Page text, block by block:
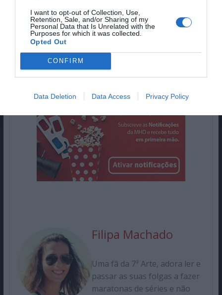
I want to opt-out of Collection, Use,
Retention, Sale, and/or Sharing of my
Personal Data that Is Unrelated with the
Purposes for which it was collected.
Opted Out
CONFIRM
Data Deletion Data Access Privacy Policy
qual foi e não percas o Top 10 da próxima
semana, aqui, na Magazine.HD!
Pub
Filipa Machado
Uma fã da 7ª Arte, adora ler e
passar as suas folgas a fazer
maratonas de séries e não